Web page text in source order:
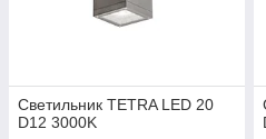
Светильник TETRA LED 20
D12 3000K